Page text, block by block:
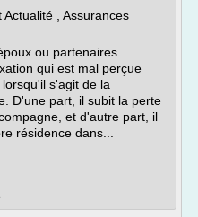
, Assurances
ou partenaires
qui est mal perçue
s'agit de la
D'une part, il subit la perte
et d'autre part, il
résidence dans...